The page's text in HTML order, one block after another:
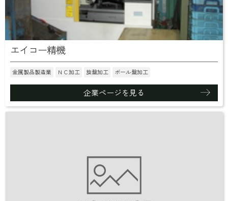
エイコー精機
金属製品製造業 ＮＣ加工 旋盤加工 ボール盤加工
企業ページを見る